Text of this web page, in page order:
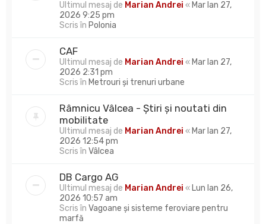
Ultimul mesaj de Marian Andrei « Mar Ian 27,
2026 9:25 pm
Scris în Polonia
CAF
Ultimul mesaj de Marian Andrei « Mar Ian 27,
2026 2:31 pm
Scris în Metrouri și trenuri urbane
Râmnicu Vâlcea - Știri și noutati din
mobilitate
Ultimul mesaj de Marian Andrei « Mar Ian 27,
2026 12:54 pm
Scris în Vâlcea
DB Cargo AG
Ultimul mesaj de Marian Andrei « Lun Ian 26,
2026 10:57 am
Scris în Vagoane și sisteme feroviare pentru
marfă